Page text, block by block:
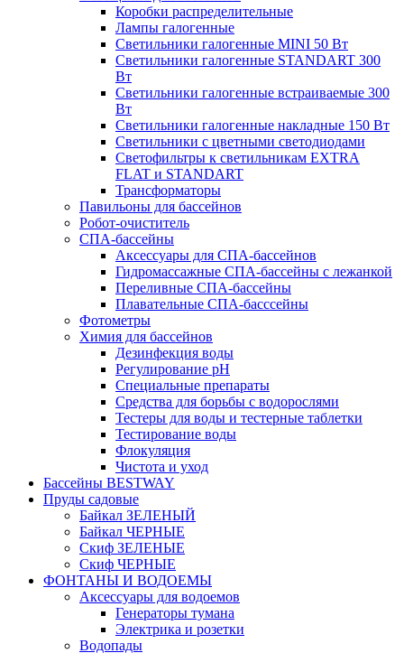
Коробки распределительные
Лампы галогенные
Светильники галогенные MINI 50 Вт
Светильники галогенные STANDART 300
Вт
Светильники галогенные встраиваемые 300
Вт
Светильники галогенные накладные 150 Вт
Светильники с цветными светодиодами
Светофильтры к светильникам EXTRA
FLAT и STANDART
Трансформаторы
Павильоны для бассейнов
Робот-очиститель
СПА-бассейны
Аксессуары для СПА-бассейнов
Гидромассажные СПА-бассейны с лежанкой
Переливные СПА-бассейны
Плавательные СПА-басссейны
Фотометры
Химия для бассейнов
Дезинфекция воды
Регулирование pH
Специальные препараты
Средства для борьбы с водорослями
Тестеры для воды и тестерные таблетки
Тестирование воды
Флокуляция
Чистота и уход
Бассейны BESTWAY
Пруды садовые
Байкал ЗЕЛЕНЫЙ
Байкал ЧЕРНЫЕ
Скиф ЗЕЛЕНЫЕ
Скиф ЧЕРНЫЕ
ФОНТАНЫ И ВОДОЕМЫ
Аксессуары для водоемов
Генераторы тумана
Электрика и розетки
Водопады